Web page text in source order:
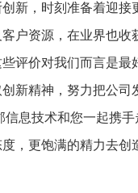
新，时刻准备着迎
户资源，在业界也
评价对我们而言是
新精神，努力把公
信息技术和您一起携
，更饱满的精力去